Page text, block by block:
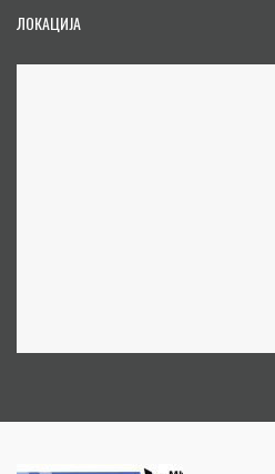
ЛОКАЦИЈА